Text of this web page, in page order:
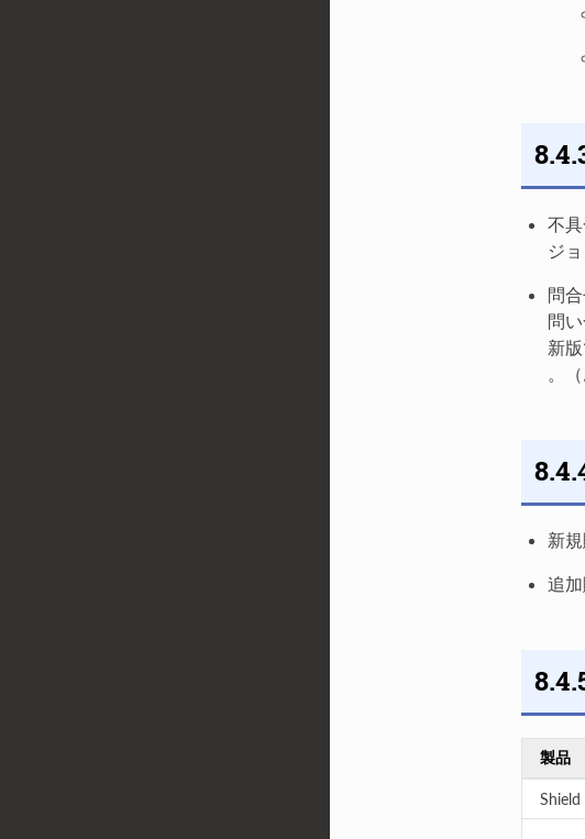
不
ジ
問
問
新
。
新
追
製品
Shield